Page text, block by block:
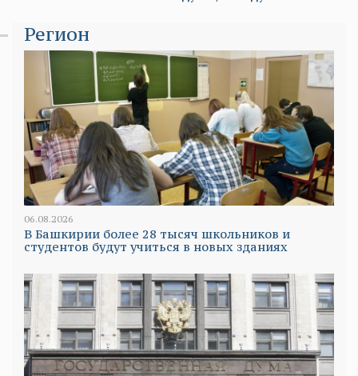
Регион
06.08.2026
В Башкирии более 28 тысяч школьников и
студентов будут учиться в новых зданиях